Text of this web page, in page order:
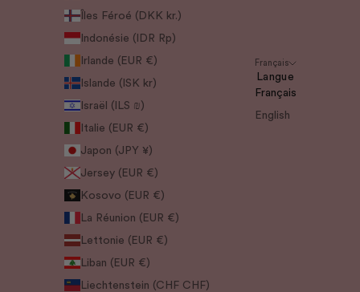
Îles Féroé (DKK kr.)
Indonésie (IDR Rp)
Irlande (EUR €)
Islande (ISK kr)
Israël (ILS ₪)
Italie (EUR €)
Japon (JPY ¥)
Jersey (EUR €)
Kosovo (EUR €)
La Réunion (EUR €)
Lettonie (EUR €)
Liban (EUR €)
Liechtenstein (CHF CHF)
Français
Langue
Français
English